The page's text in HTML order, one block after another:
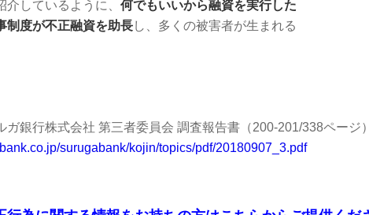
介しているように、何でもいいから融資を実行した
制度が不正融資を助長し、多くの被害者が生まれる
ガ銀行株式会社 第三者委員会 調査報告書（200-201/338ページ）
surugabank/kojin/topics/pdf/20180907_3.pdf